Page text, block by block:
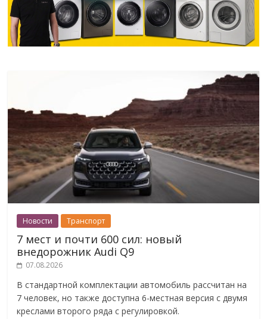
Новости Транспорт
7 мест и почти 600 сил: новый
внедорожник Audi Q9
07.08.2026
В стандартной комплектации автомобиль рассчитан на
7 человек, но также доступна 6-местная версия с двумя
креслами второго ряда с регулировкой.